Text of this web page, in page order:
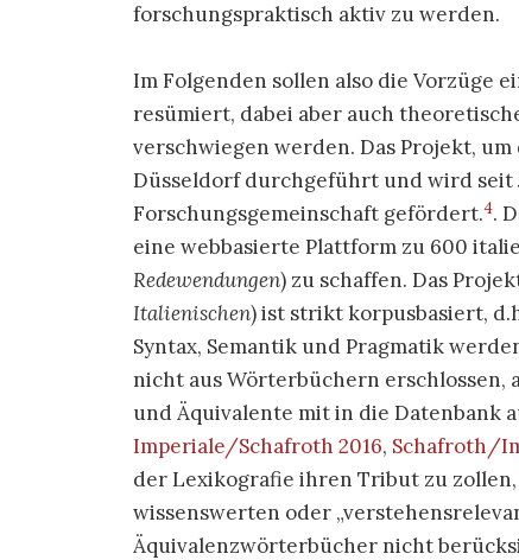
forschungspraktisch aktiv zu werden.
Im Folgenden sollen also die Vorzüge
resümiert, dabei aber auch
verschwiegen werden. Das Projekt,
Düsseldorf durchgeführt und wird seit
Forschungsgemeinschaft gefördert.4.
eine webbasierte Plattform zu 600
Redewendungen) zu schaffen. Das
Italienischen) ist strikt korpusbasiert,
Syntax, Semantik und Pragmatik
nicht aus Wörterbüchern erschlossen,
und Äquivalente mit in die Datenbank
Imperiale/Schafroth 2016, Schafroth/
der Lexikografie ihren Tribut zu
wissenswerten oder
Äquivalenzwörterbücher nicht